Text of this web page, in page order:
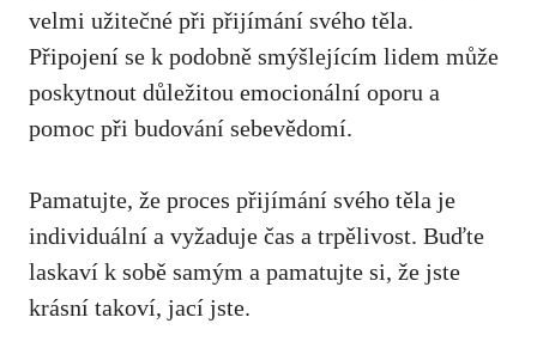
⁣velmi užitečné při přijímání svého těla.
Připojení se k podobně smýšlejícím lidem​ může⁢
poskytnout důležitou emocionální oporu a
pomoc při budování sebevědomí.
Pamatujte, že proces ⁤přijímání svého ‍těla je
individuální a vyžaduje čas a trpělivost. Buďte
laskaví k sobě samým a pamatujte si, že jste
krásní takoví, jací jste.